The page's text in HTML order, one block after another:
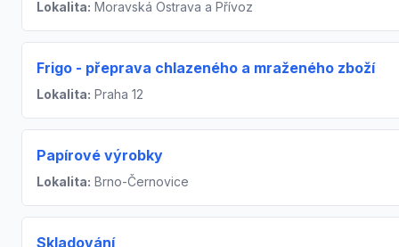
Lokalita: Moravská Ostrava a Přívoz
Frigo - přeprava chlazeného a mraženého zboží
Lokalita: Praha 12
Papírové výrobky
Lokalita: Brno-Černovice
Skladování